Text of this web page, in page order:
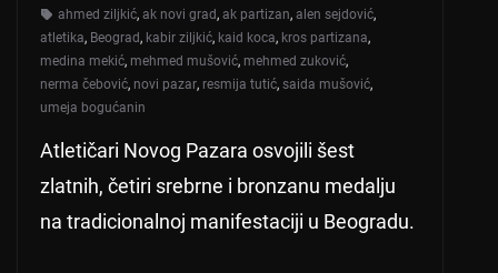
ahmed ziljkić, ak novi grad, ak partizan, alen sejdović,
atletika, Beograd, kabir ziljkić, kaid koca, kros partizana,
medina mekić, mehmed mušović, mehmed zuković,
nerma čebović, novi pazar, resmija tutić, saida mušović,
umeja bogućanin
Atletičari Novog Pazara osvojili šest
zlatnih, četiri srebrne i bronzanu medalju
na tradicionalnoj manifestaciji u Beogradu.